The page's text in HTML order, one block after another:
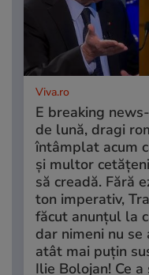
Viva.ro
E breaking
de lună, dragi
întâmplat acum
și multor
să creadă. Fără
ton imperativ,
făcut anunțul la
dar nimeni nu se
atât mai puțin
Ilie Bolojan! Ce